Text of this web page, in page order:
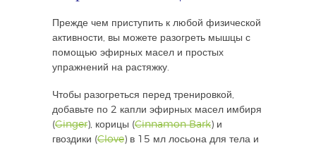
Прежде чем приступить к любой физической
активности, вы можете разогреть мышцы с
помощью эфирных масел и простых
упражнений на растяжку.
Чтобы разогреться перед тренировкой,
добавьте по 2 капли эфирных масел имбиря
(Ginger), корицы (Cinnamon Bark) и
гвоздики (Clove) в 15 мл лосьона для тела и